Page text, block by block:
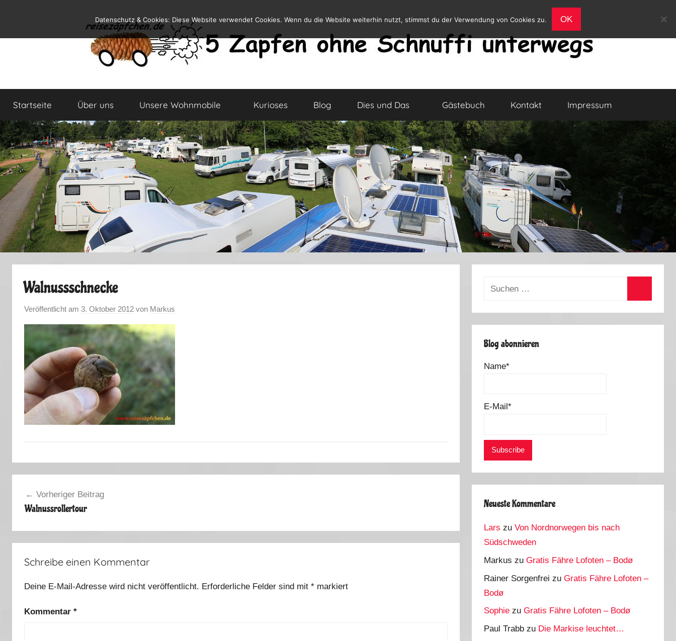
springen
Reiseblog
und
Leben
Wohnmobil
Startseite Über uns Unsere Wohnmobile Kurioses Blog Dies und Das Gästebuch Kontakt Impressum
Walnussschnecke
Veröffentlicht am 3. Oktober 2012 von Markus
Vorheriger Beitrag
Walnussrollertour
Schreibe einen Kommentar
Deine E-Mail-Adresse wird nicht veröffentlicht. Erforderliche Felder sind mit * markiert
Kommentar *
Suchen
Blog abonnieren
Name*
E-Mail*
Neueste Kommentare
Lars zuVon Nordnorwegen bis nach
Südschweden
Markus zuGratis Fähre Lofoten – Bodø
Rainer Sorgenfrei zuGratis Fähre Lofoten –
Bodø
Sophie zuGratis Fähre Lofoten – Bodø
Paul Trabb zu Die Markise leuchtet…
Datenschutz & Cookies: Diese Website verwendet Cookies. Wenn du die Website weiterhin nutzt, stimmst du der Verwendung von Cookies zu. OK